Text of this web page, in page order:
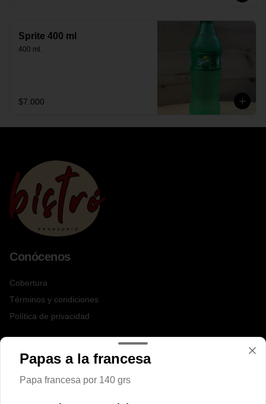
Sprite 400 ml
400 ml.
$7.000
Conócenos
Cobertura
Términos y condiciones
Política de privacidad
Instagram
Facebook
Papas a la francesa
Papa francesa por 140 grs